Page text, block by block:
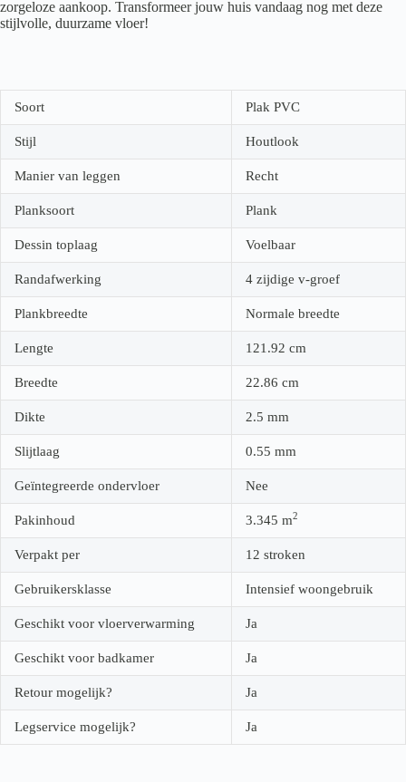
zorgeloze aankoop. Transformeer jouw huis vandaag nog met deze
stijlvolle, duurzame vloer!
Soort Plak PVC
Stijl Houtlook
Manier van leggen Recht
Planksoort Plank
Dessin toplaag Voelbaar
Randafwerking 4 zijdige v-groef
Plankbreedte Normale breedte
Lengte 121.92 cm
Breedte 22.86 cm
Dikte 2.5 mm
Slijtlaag 0.55 mm
Geïntegreerde ondervloer Nee
Pakinhoud 3.345 m2
Verpakt per 12 stroken
Gebruikersklasse Intensief woongebruik
Geschikt voor vloerverwarming Ja
Geschikt voor badkamer Ja
Retour mogelijk? Ja
Legservice mogelijk? Ja